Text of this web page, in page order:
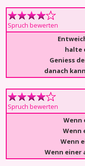
Spruch bewerten
halte
Geniess
danach
Spruch bewerten
Wenn
Wenn
Wenn
Wenn einer